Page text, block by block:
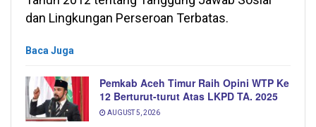
dan Lingkungan Perseroan Terbatas.
Baca Juga
Pemkab Aceh Timur Raih Opini WTP Ke
12 Berturut-turut Atas LKPD TA. 2025
AUGUST 5, 2026